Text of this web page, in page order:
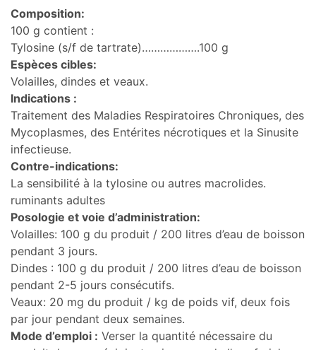
Composition:
100 g contient :
Tylosine (s/f de tartrate)……………….100 g
Espèces cibles:
Volailles, dindes et veaux.
Indications :
Traitement des Maladies Respiratoires Chroniques, des
Mycoplasmes, des Entérites nécrotiques et la Sinusite
infectieuse.
Contre-indications:
La sensibilité à la tylosine ou autres macrolides.
ruminants adultes
Posologie et voie d’administration:
Volailles: 100 g du produit / 200 litres d’eau de boisson
pendant 3 jours.
Dindes : 100 g du produit / 200 litres d’eau de boisson
pendant 2-5 jours consécutifs.
Veaux: 20 mg du produit / kg de poids vif, deux fois
par jour pendant deux semaines.
Mode d’emploi : Verser la quantité nécessaire du